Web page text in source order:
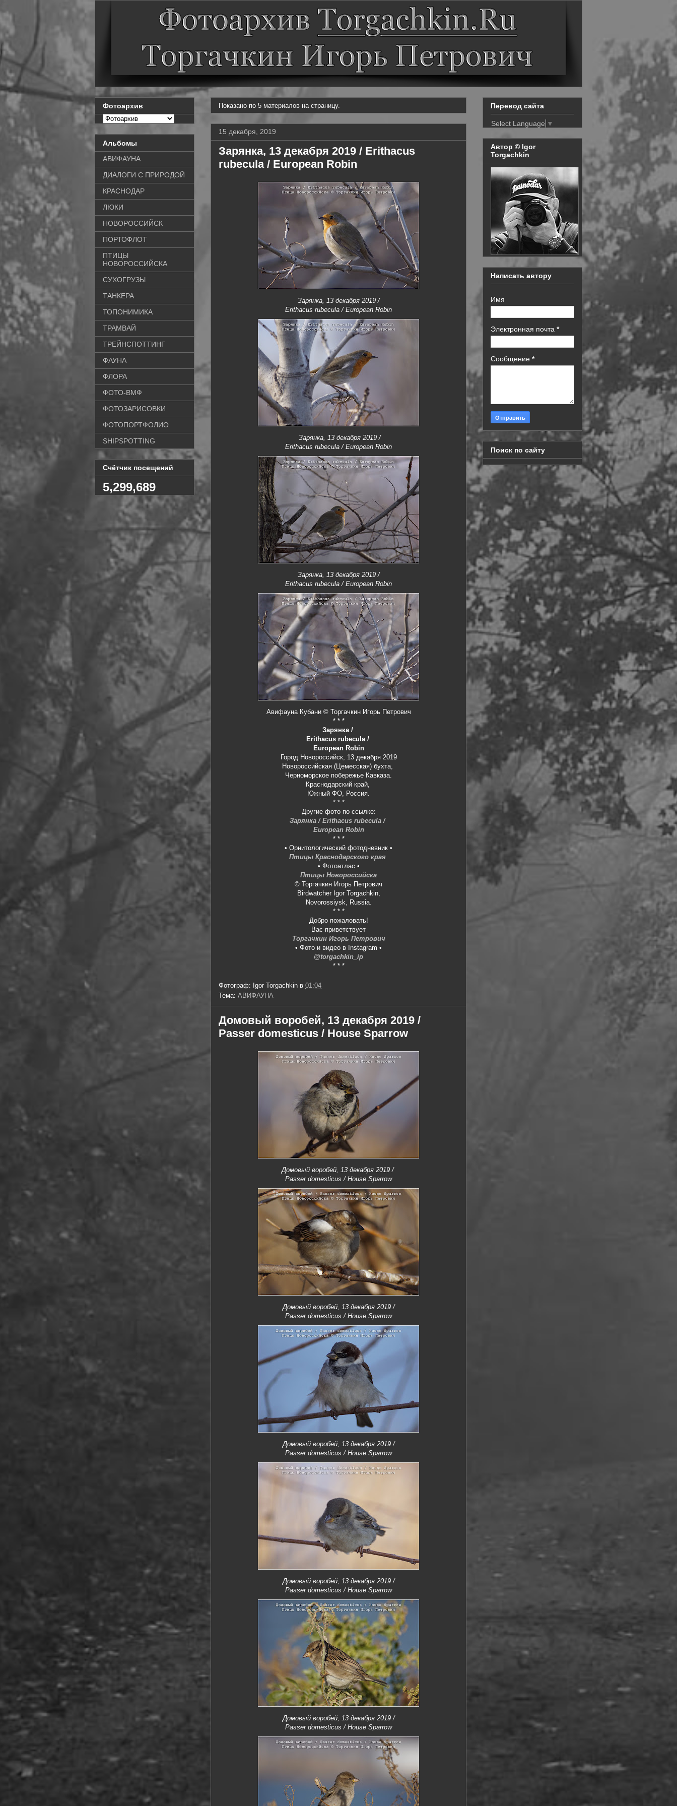
Показано по 5 материалов на страницу.
15 декабря, 2019
Зарянка, 13 декабря 2019 / Erithacus
rubecula / European Robin
Зарянка, 13 декабря 2019 /
Erithacus rubecula / European Robin
Зарянка, 13 декабря 2019 /
Erithacus rubecula / European Robin
Зарянка, 13 декабря 2019 /
Erithacus rubecula / European Robin
Авифауна Кубани © Торгачкин Игорь Петрович
* * *
Зарянка /
Erithacus rubecula /
European Robin
Город Новороссийск, 13 декабря 2019
Новороссийская (Цемесская) бухта,
Черноморское побережье Кавказа.
Краснодарский край,
Южный ФО, Россия.
* * *
Другие фото по ссылке:
Зарянка / Erithacus rubecula /
European Robin
* * *
• Орнитологический фотодневник •
Птицы Краснодарского края
• Фотоатлас •
Птицы Новороссийска
© Торгачкин Игорь Петрович
Birdwatcher Igor Torgachkin,
Novorossiysk, Russia.
* * *
Добро пожаловать!
Вас приветствует
Торгачкин Игорь Петрович
• Фото и видео в Instagram •
@torgachkin_ip
* * *
Фотограф: Igor Torgachkin в 01:04
Тема: АВИФАУНА
Домовый воробей, 13 декабря 2019 /
Passer domesticus / House Sparrow
Домовый воробей, 13 декабря 2019 /
Passer domesticus / House Sparrow
Домовый воробей, 13 декабря 2019 /
Passer domesticus / House Sparrow
Домовый воробей, 13 декабря 2019 /
Passer domesticus / House Sparrow
Домовый воробей, 13 декабря 2019 /
Passer domesticus / House Sparrow
Домовый воробей, 13 декабря 2019 /
Passer domesticus / House Sparrow
Фотоархив
Альбомы
АВИФАУНА
ДИАЛОГИ С ПРИРОДОЙ
КРАСНОДАР
ЛЮКИ
НОВОРОССИЙСК
ПОРТОФЛОТ
ПТИЦЫ
НОВОРОССИЙСКА
СУХОГРУЗЫ
ТАНКЕРА
ТОПОНИМИКА
ТРАМВАЙ
ТРЕЙНСПОТТИНГ
ФАУНА
ФЛОРА
ФОТО-ВМФ
ФОТОЗАРИСОВКИ
ФОТОПОРТФОЛИО
SHIPSPOTTING
Счётчик посещений
5,299,689
Перевод сайта
Select Language ▼
Автор © Igor
Torgachkin
Написать автору
Имя
Электронная почта *
Сообщение *
Поиск по сайту